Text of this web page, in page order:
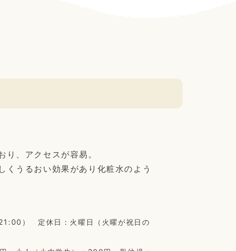
、アクセスが容易。
くうるおい効果があり化粧水のよう
） 定休日：火曜日（火曜が祝日の